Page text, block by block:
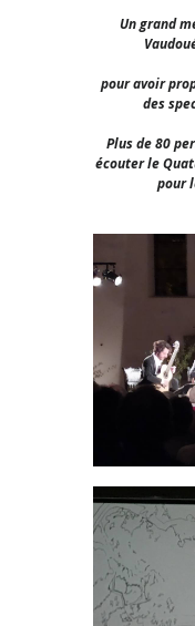
Un grand
pour avoir
des
Plus de 80
écouter le
pour